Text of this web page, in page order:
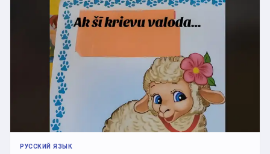
РУССКИЙ ЯЗЫК